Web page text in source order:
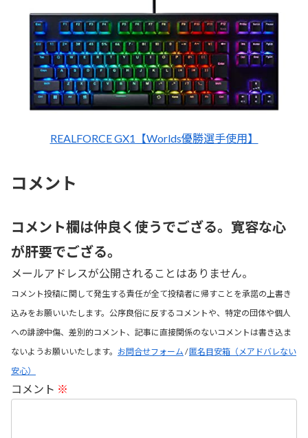
REALFORCE GX1【Worlds優勝選手使用】
コメント
コメント欄は仲良く使うでござる。寛容な心
が肝要でござる。
メールアドレスが公開されることはありません。
コメント投稿に関して発生する責任が全て投稿者に帰すことを承諾の上書き
込みをお願いいたします。公序良俗に反するコメントや、特定の団体や個人
への誹謗中傷、差別的コメント、記事に直接関係のないコメントは書き込ま
ないようお願いいたします。 お問合せフォーム /匿名目安箱（メアドバレない
安心）
コメント ※